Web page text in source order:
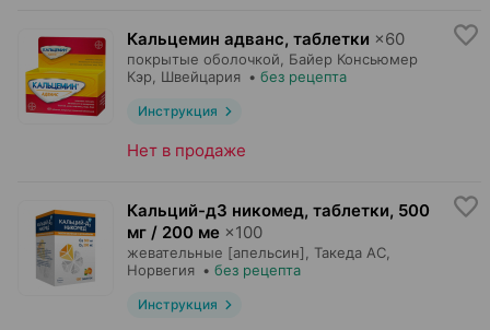
Кальцемин адванс, таблетки ×60
покрытые оболочкой,
Байер Консьюмер
Кэр , Швейцария • без рецепта
Инструкция
Нет в продаже
Кальций-д3 никомед, таблетки, 500
мг / 200 ме ×100
жевательные [апельсин], Такеда АС
Норвегия • без рецепта
Инструкция